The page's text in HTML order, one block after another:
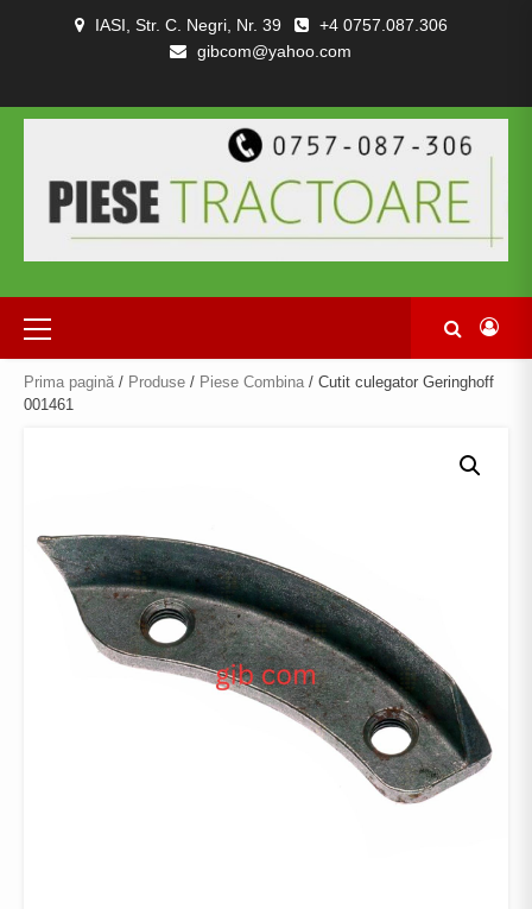
IASI, Str. C. Negri, Nr. 39
+4 0757.087.306
gibcom@yahoo.com
TRACTOARE
SI
COMBINE
NOI
DE
CONFIDENȚIALITATEA
SI
CONDITII
Primary
Menu
Prima pagină / Produse / Piese Combina / Cutit culegator Geringhoff
001461